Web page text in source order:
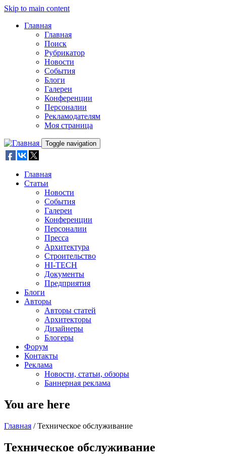
Skip to main content
Главная
Главная
Поиск
Рубрикатор
Новости
События
Блоги
Галереи
Конференции
Персоналии
Рекламодателям
Моя страница
Toggle navigation
Главная
Статьи
Новости
События
Галереи
Конференции
Персоналии
Пресса
Архитектура
Строительство
HI-TECH
Документы
Предприятия
Блоги
Авторы
Авторы статей
Архитекторы
Дизайнеры
Блогеры
Форум
Контакты
Реклама
Новости, статьи, обзоры
Баннерная реклама
You are here
Главная / Техническое обслуживание
Техническое обслуживание